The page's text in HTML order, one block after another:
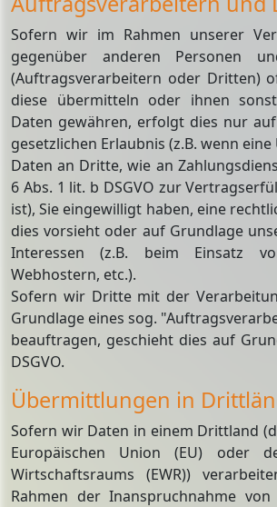
Sofern wir im Rahmen unserer
gegenüber anderen Personen
(Auftragsverarbeitern oder Dritten)
diese übermitteln oder ihnen
Daten gewähren, erfolgt dies nur
gesetzlichen Erlaubnis (z.B. wenn
Daten an Dritte, wie an
6 Abs. 1 lit. b DSGVO zur
ist), Sie eingewilligt haben, eine
dies vorsieht oder auf Grundlage
Interessen (z.B. beim Einsatz
Webhostern, etc.).
Sofern wir Dritte mit der
Grundlage eines sog.
beauftragen, geschieht dies auf
DSGVO.
Übermittlungen in
Sofern wir Daten in einem Drittland
Europäischen Union (EU) oder
Wirtschaftsraums (EWR))
Rahmen der Inanspruchnahme